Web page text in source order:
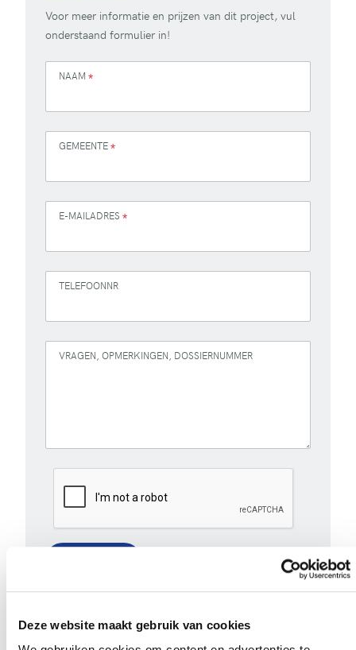
Deze website maakt gebruik van cookies
Voor meer informatie en prijzen van dit project, vul
onderstaand formulier in!
NAAM *
GEMEENTE*
E-MAILADRES *
TELEFOONNR
VRAGEN, OPMERKINGEN, DOSSIERNUMMER
gegevens enkel om gevolg te geven aan je vraag of
opmerking. Bekijk ons volledigprivacybeleid.